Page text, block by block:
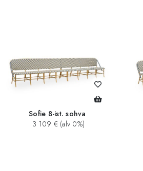
Sofie 8-ist. sohva
3 109 € (alv 0%)